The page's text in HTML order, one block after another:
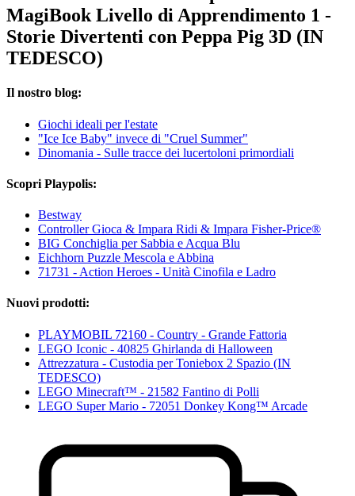
MagiBook Livello di Apprendimento 1 -
Storie Divertenti con Peppa Pig 3D (IN
TEDESCO)
Il nostro blog:
Giochi ideali per l'estate
"Ice Ice Baby" invece di "Cruel Summer"
Dinomania - Sulle tracce dei lucertoloni primordiali
Scopri Playpolis:
Bestway
Controller Gioca & Impara Ridi & Impara Fisher-Price®
BIG Conchiglia per Sabbia e Acqua Blu
Eichhorn Puzzle Mescola e Abbina
71731 - Action Heroes - Unità Cinofila e Ladro
Nuovi prodotti:
PLAYMOBIL 72160 - Country - Grande Fattoria
LEGO Iconic - 40825 Ghirlanda di Halloween
Attrezzatura - Custodia per Toniebox 2 Spazio (IN
TEDESCO)
LEGO Minecraft™ - 21582 Fantino di Polli
LEGO Super Mario - 72051 Donkey Kong™ Arcade